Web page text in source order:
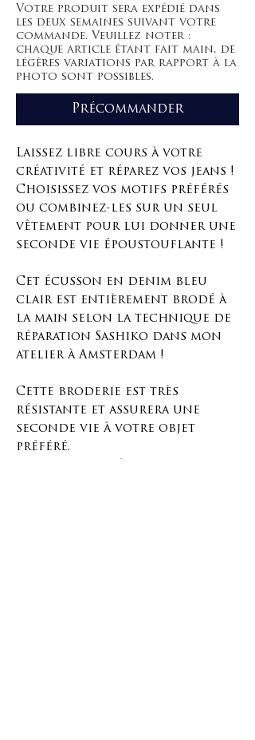
Votre produit sera expédié dans
les deux semaines suivant votre
commande. Veuillez noter :
chaque article étant fait main, de
légères variations par rapport à la
photo sont possibles.
Précommander
Laissez libre cours à votre
créativité et réparez vos jeans !
Choisissez vos motifs préférés
ou combinez-les sur un seul
vêtement pour lui donner une
seconde vie époustouflante !
Cet écusson en denim bleu
clair est entièrement brodé à
la main selon la technique de
réparation Sashiko dans mon
atelier à Amsterdam !
Cette broderie est très
résistante et assurera une
seconde vie à votre objet
préféré.